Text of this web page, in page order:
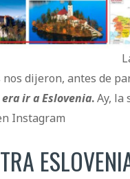
nos dijeron, antes de
ir a Eslovenia.Ay, la
Instagram